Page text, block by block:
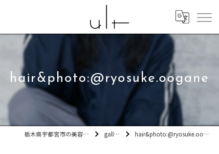
hair&photo:@ryosuke.oogane
栃木県宇都宮市の美容室ult gallery hair&photo:@ryosuke.oogane